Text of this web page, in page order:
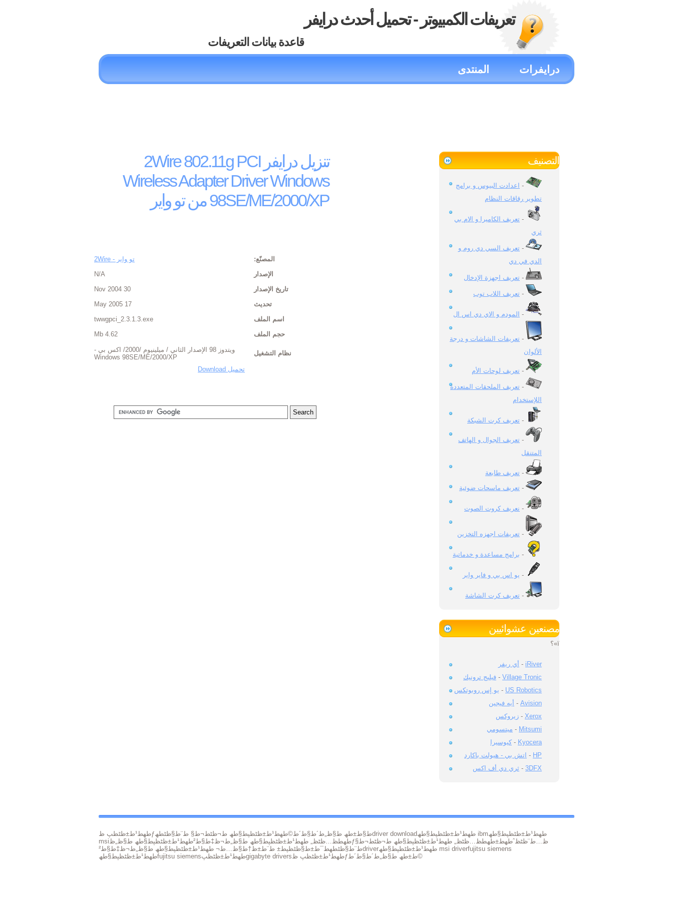
تعريفات الكمبيوتر - تحميل أحدث درايفر
قاعدة بيانات التعريفات
درايفرات المنتدى
تنزيل درايفر 2Wire 802.11g PCI
Wireless Adapter Driver Windows
98SE/ME/2000/XP من تو واير
المصنّع:
تو واير - 2Wire
الإصدار
N/A
تاريخ الإصدار
30 Nov 2004
تحديث
17 May 2005
اسم الملف
twwgpci_2.3.1.3.exe
حجم الملف
4.62 Mb
نظام التشغيل
ويتدوز 98 الإصدار الثاني / ميلينيوم /2000/ اكس بي -
Windows 98SE/ME/2000/XP
تحميل Download
التصنيف
- اعدادت البيوس و برامج
تطوير رقاقات النظام
- تعريف الكاميرا و الام بي
ثري
- تعريف السي دي روم و
الدي في دي
- تعريف اجهزة الإدخال
- تعريف اللاب توب
- المودم و الاي دي اس ال
- تعريفات الشاشات و درجة
الألوان
- تعريف لوحات الأم
- تعريف الملحقات المتعددة
اللإستخدام
- تعريف كرت الشبكة
- تعريف الجوال و الهاتف
المتنقل
- تعريف طابعة
- تعريف ماسحات ضوئية
- نعريف كروت الصوت
- تعريفات اجهزه التخزين
- برامج مساعدة و خدماتية
- يو اس بي و فاير واير
- تعريف كرت الشاشة
مصنعين عشوائيين
ï»؟
iRiver
- أي ريفر
Village Tronic
- فيليج ترونيك
US Robotics
- يو إس روبوتكس
Avision
- أيه فيجين
Xerox
- زيروكس
Mitsumi
- ميتسومي
Kyocera
- كيوسيرا
HP
- اتش بي - هيولت باكارد
3DFX
- ثري دي أف اكس
طھط¹ط±ظٹظپ ظƒط§ط±طھ ط§ظ„ط´ط§ط´ط©طھط¹ط±ظٹظپط§طھ ط¬ظٹط¬ط§ ط¨ط§ظٹطھ driver download طھط¹ط±ظٹظپط§طھ ibmطھط¹ط±ظٹظپط§طھ
msi
طھط­ظ…ظٹظ„ طھط¹ط±ظٹظپط§طھ ط§ظ„ط¬ظ‡ط§ط² طھط¹ط±ظٹظپط§طھ ط§ظ„ظƒظ…ط¨ظٹظˆطھط±
طھط­ظ…ظٹظ„ طھط¹ط±ظٹظپط§طھ ط¬ظٹط¬ط§
ط¨ط§ظٹطھط¯ط±ط§ظٹظپط± ط¨ط±ظ†ط§ظ…ط¬ طھط¹ط±ظٹظپط§طھ ط§ظ„ط¬ظ‡ط§ط² driver msi driverfujitsu siemens
طھط¹ط±ظٹظپط§طھfujitsu siemens طھط¹ط±ظٹظپgigabyte drivers طھط¹ط±ظٹظپ ظƒط±طھ ط§ظ„ط´ط§ط´ط©